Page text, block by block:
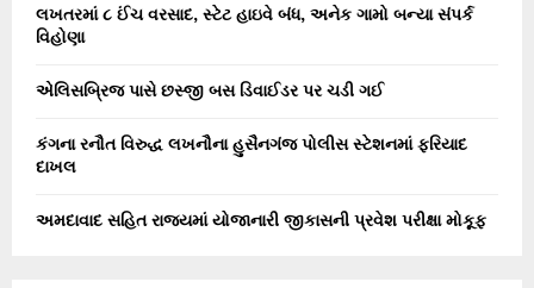
લખતરમાં ૮ ઈંચ વરસાદ, સ્ટેટ હાઇવે બંધ, અનેક ગામો બન્યા સંપર્ક
વિહોણા
એલિસબ્રિજ પાસે છસ્જી બસ ડિવાઈડર પર ચડી ગઈ
કંગના રનૌત વિરુદ્ધ લખનૌના હુસૈનગંજ પોલીસ સ્ટેશનમાં ફરિયાદ
દાખલ
અમદાવાદ સહિત રાજ્યમાં યોજાનારી જીકાસની પ્રવેશ પરીક્ષા મોકૂફ